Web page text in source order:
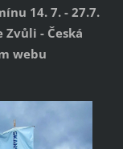
14. 7. - 27.7.
Zvůli - Česká
webu